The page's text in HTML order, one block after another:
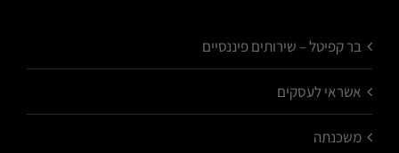
בר קפיטל – שירותים פיננסיים
אשראי לעסקים
משכנתה